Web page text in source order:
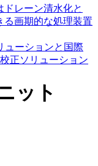
ドレーン清水化と
る画期的な処理装置
ューションと国際
正ソリューション
ット